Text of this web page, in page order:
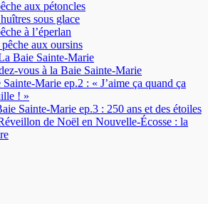
aux pétoncles
sous glace
à l’éperlan
aux oursins
Baie Sainte-Marie
vous à la Baie Sainte-Marie
Sainte-Marie ep.2 : « J’aime ça quand ça
! »
Sainte-Marie ep.3 : 250 ans et des étoiles
de Noël en Nouvelle-Écosse : la